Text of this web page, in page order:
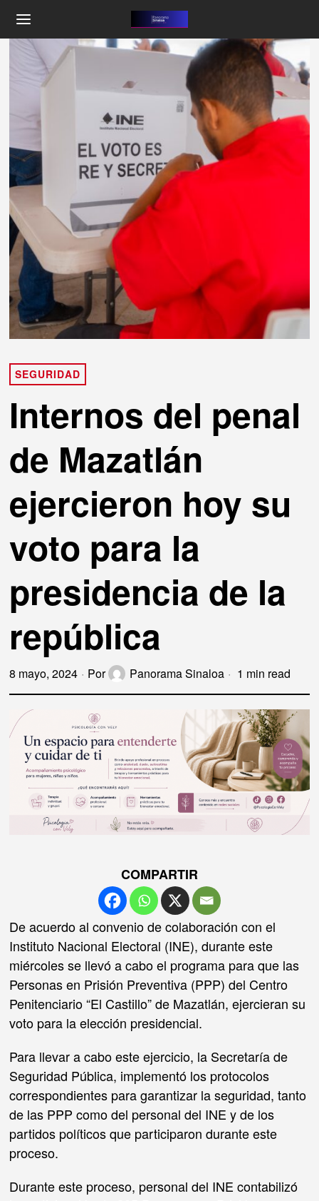
SEGURIDAD
Internos del penal
de Mazatlán
ejercieron hoy su
voto para la
presidencia de la
república
8 mayo, 2024 Por Panorama Sinaloa 1 min read
COMPARTIR
De acuerdo al convenio de colaboración con el
Instituto Nacional Electoral (INE), durante este
miércoles se llevó a cabo el programa para que las
Personas en Prisión Preventiva (PPP) del Centro
Penitenciario “El Castillo” de Mazatlán, ejercieran su
voto para la elección presidencial.
Para llevar a cabo este ejercicio, la Secretaría de
Seguridad Pública, implementó los protocolos
correspondientes para garantizar la seguridad, tanto
de las PPP como del personal del INE y de los
partidos políticos que participaron durante este
proceso.
Durante este proceso, personal del INE contabilizó